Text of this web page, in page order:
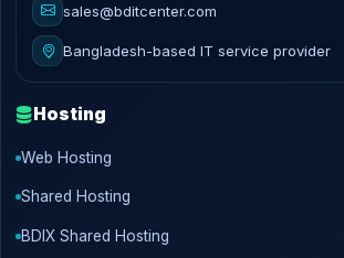
sales@bditcenter.com
Bangladesh-based IT service provider
Hosting
Web Hosting
Shared Hosting
BDIX Shared Hosting